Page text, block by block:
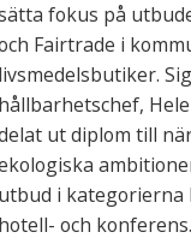
fokus på
Fairtrade i
livsmedelsbutiker.
hållbarhetschef,
ut diplom till
utbud i kategorierna
hotell- och konferens.